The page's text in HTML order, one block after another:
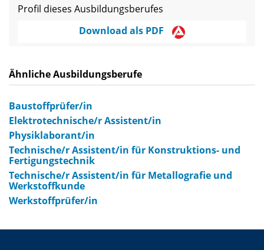
Profil dieses Ausbildungsberufes
Download als PDF
Ähnliche Ausbildungsberufe
Baustoffprüfer/in
Elektrotechnische/r Assistent/in
Physiklaborant/in
Technische/r Assistent/in für Konstruktions- und
Fertigungstechnik
Technische/r Assistent/in für Metallografie und
Werkstoffkunde
Werkstoffprüfer/in